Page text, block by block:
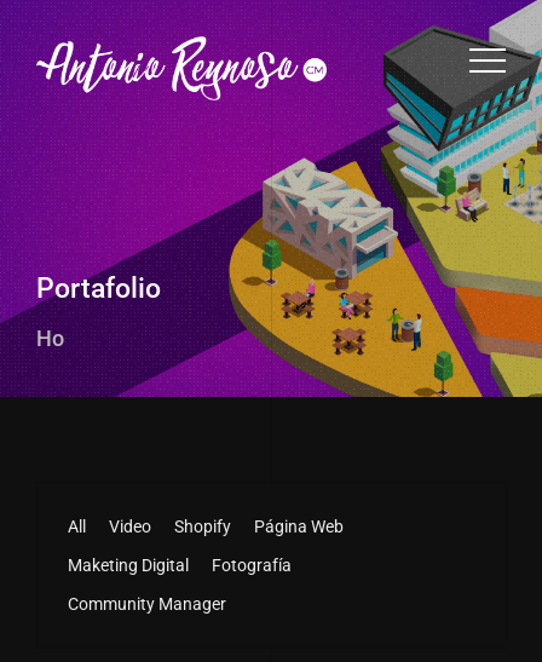
Portafolio
Hola, esto es un poco d
All Video Shopify
Página Web
Maketing Digital
Fotografía
Community Manager